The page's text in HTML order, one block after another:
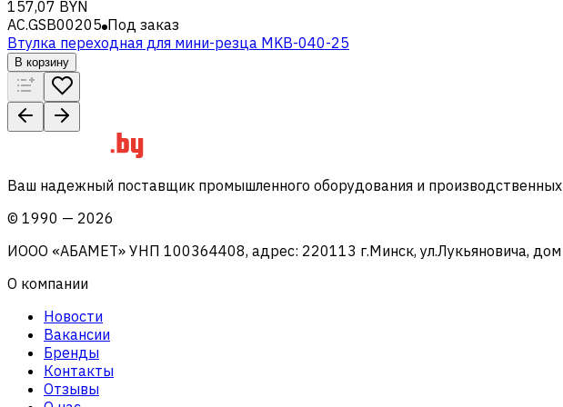
157,07 BYN
AC.GSB00205 Под заказ
Втулка переходная для мини-резца MKB-040-25
В корзину
Ваш надежный поставщик промышленного оборудования и
© 1990 — 2026
ИООО «АБАМЕТ» УНП 100364408, адрес: 220113 г.Минск, ул.Лукьяновича, дом
О компании
Новости
Вакансии
Бренды
Контакты
Отзывы